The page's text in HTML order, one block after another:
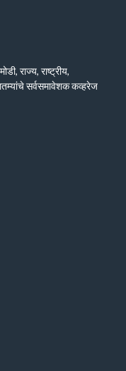
राज्य, राष्ट्रीय,
सर्वसमावेशक कव्हरेज